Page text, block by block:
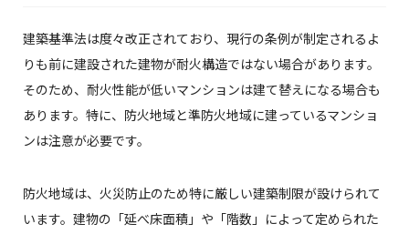
建築基準法は度々改正されており、現行の条例が制定されるよ
りも前に建設された建物が耐火構造ではない場合があります。
そのため、耐火性能が低いマンションは建て替えになる場合も
あります。特に、防火地域と準防火地域に建っているマンショ
ンは注意が必要です。
防火地域は、火災防止のため特に厳しい建築制限が設けられて
います。建物の「延べ床面積」や「階数」によって定められた